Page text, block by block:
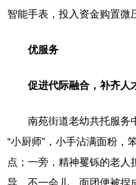
智能手表，投入资金购置微
优服务
促进代际融合，补齐人
南苑街道老幼共托服务
“小厨师”，小手沾满面粉，
点；一旁，精神矍铄的老人
导。不一会儿，面团便被捏